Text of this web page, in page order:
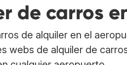
de carros
de alquiler en el
webs de alquiler de